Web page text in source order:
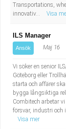
Transportations,
innovativ...
Visa
ILS Manager
Ansök Maj 16
Vi söker en senior
Göteborg eller
starta och affärer
bygga långsiktiga
Combitech arbetar
försvar, industri och
Visa mer